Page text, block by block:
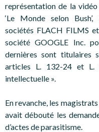
représentation de la
‘Le Monde selon
sociétés FLACH FILMS
société GOOGLE Inc.
dernières sont titulaires
articles L. 132-24 et
intellectuelle ».
En revanche, les
avait débouté les
d’actes de parasitisme.